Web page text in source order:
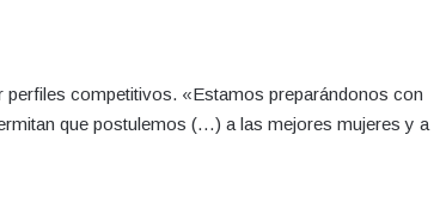
competitivos. «Estamos preparándonos con
que postulemos (…) a las mejores mujeres y a